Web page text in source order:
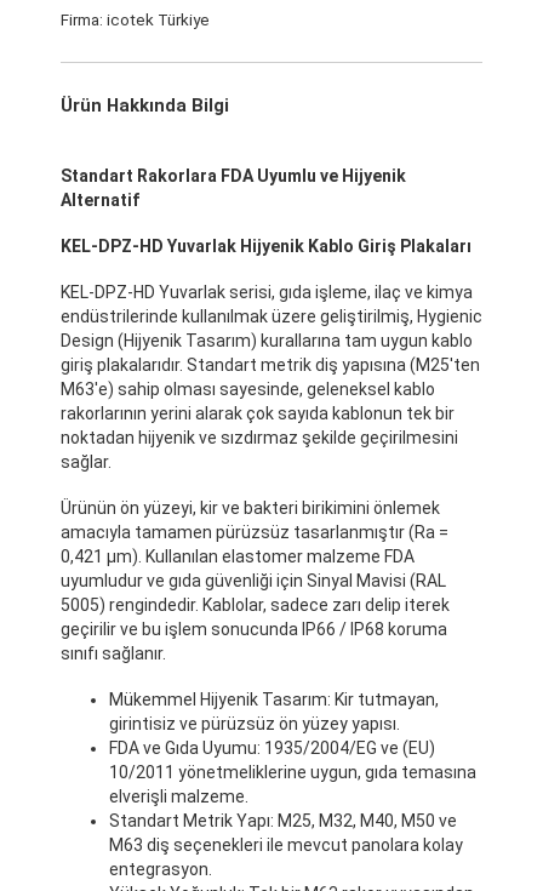
Firma: icotek Türkiye
Ürün Hakkında Bilgi
Standart Rakorlara FDA Uyumlu ve Hijyenik
Alternatif
KEL-DPZ-HD Yuvarlak Hijyenik Kablo Giriş Plakaları
KEL-DPZ-HD Yuvarlak serisi, gıda işleme, ilaç ve kimya
endüstrilerinde kullanılmak üzere geliştirilmiş, Hygienic
Design (Hijyenik Tasarım) kurallarına tam uygun kablo
giriş plakalarıdır. Standart metrik diş yapısına (M25'ten
M63'e) sahip olması sayesinde, geleneksel kablo
rakorlarının yerini alarak çok sayıda kablonun tek bir
noktadan hijyenik ve sızdırmaz şekilde geçirilmesini
sağlar.
Ürünün ön yüzeyi, kir ve bakteri birikimini önlemek
amacıyla tamamen pürüzsüz tasarlanmıştır (Ra =
0,421 μm). Kullanılan elastomer malzeme FDA
uyumludur ve gıda güvenliği için Sinyal Mavisi (RAL
5005) rengindedir. Kablolar, sadece zarı delip iterek
geçirilir ve bu işlem sonucunda IP66 / IP68 koruma
sınıfı sağlanır.
Mükemmel Hijyenik Tasarım: Kir tutmayan,
girintisiz ve pürüzsüz ön yüzey yapısı.
FDA ve Gıda Uyumu: 1935/2004/EG ve (EU)
10/2011 yönetmeliklerine uygun, gıda temasına
elverişli malzeme.
Standart Metrik Yapı: M25, M32, M40, M50 ve
M63 diş seçenekleri ile mevcut panolara kolay
entegrasyon.